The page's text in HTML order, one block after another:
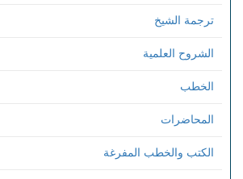
ترجمة الشيخ
الشروح العلمية
الخطب
المحاضرات
الكتب والخطب المفرغة